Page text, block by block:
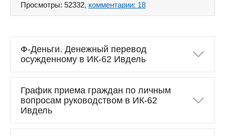
Просмотры: 52332, комментарии: 18
Ф-Деньги. Денежный перевод
осужденному в ИК-62 Ивдель
График приема граждан по личным
вопросам руководством в ИК-62
Ивдель